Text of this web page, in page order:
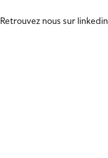
Retrouvez nous sur linkedin